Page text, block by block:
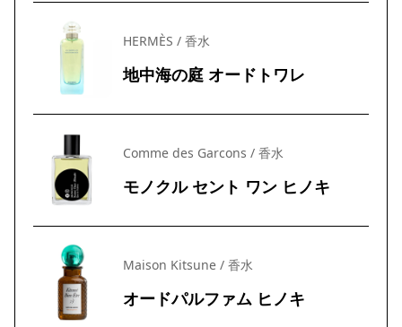
HERMÈS / 香水
地中海の庭 オードトワレ
Comme des Garcons / 香水
モノクル セント ワン ヒノキ
Maison Kitsune / 香水
オードパルファム ヒノキ